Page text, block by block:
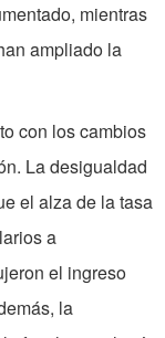
mientras
ampliado la
con los cambios
La desigualdad
el alza de la tasa
a
el ingreso
la